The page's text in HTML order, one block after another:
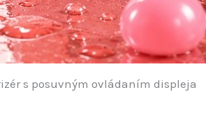
s posuvným ovládaním displeja